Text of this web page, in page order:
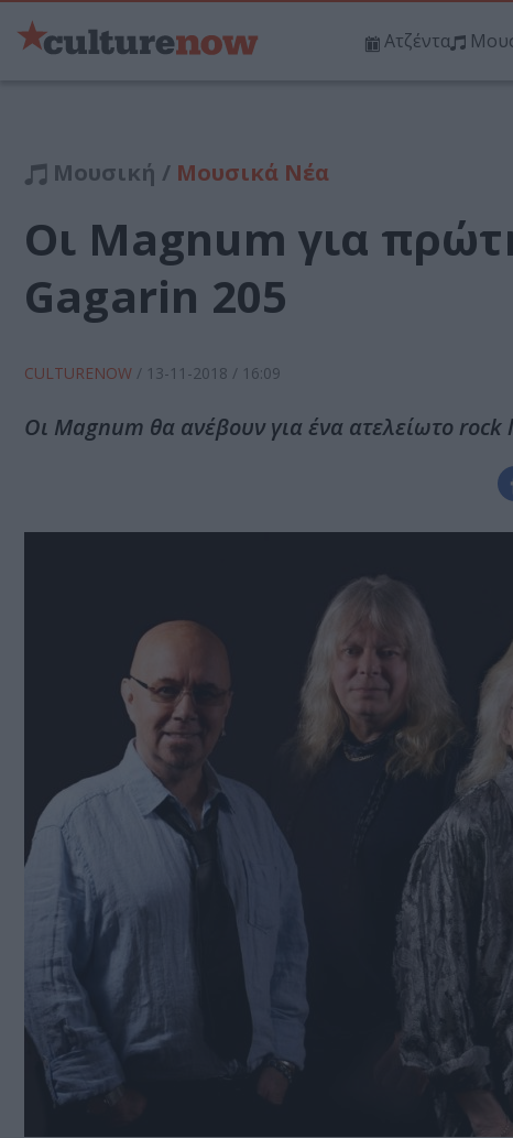
Ατζέντα
Μουσική / Μουσικά Νέα
Οι Magnum για
Gagarin 205
CULTURENOW / 13-11-2018 / 16:09
Οι Magnum θα ανέβουν για ένα ατελείωτο